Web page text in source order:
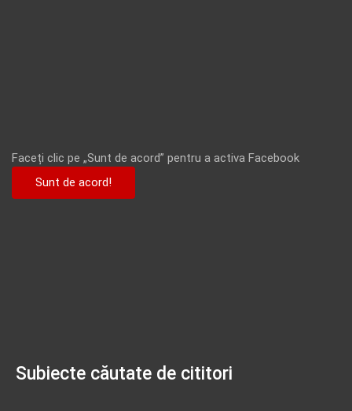
Faceți clic pe „Sunt de acord” pentru a activa Facebook
Sunt de acord!
Subiecte căutate de cititori